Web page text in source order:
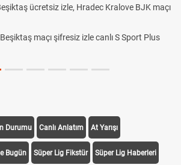
ücretsiz izle, Hradec Kralove BJK maçı
maçı şifresiz izle canlı S Sport Plus
Durumu Canlı Anlatım At Yarışı
Bugün Süper Lig Fikstür Süper Lig Haberleri